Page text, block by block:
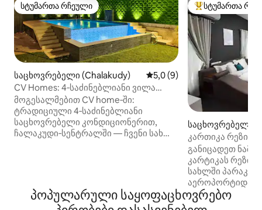
სტუმართა რჩეული
სტუმართა რჩეული
საცხოვრებელი (Chalakudy) საშუალო შეფასებაა 5‑დან
5,0 (9)
CV Homes: 4‑საძინებლიანი ვილა
უსასრულო აუზით ჩალაკუდის ქალაქში
მოგესალმებით CV home‑ში:
ტრადიციული 4‑საძინებლიანი
საცხოვრებელი კონდიციონერით,
ჩალაკუდი‑სენტრალში — ჩვენი სახლი
(დამატებითი) უსასრულო აუზი
(26×18 ფუტი), სიღრმე 5 ფუტი, და
სტუმართა
სტუმართა
საცხოვრებელი
ry)
კართიკა
განიცადეთ
კარტიკას
სახლში
აეროპორტიდან
რკინიგზის
სავალზე.
პოპულარული საყოფაცხოვრებო